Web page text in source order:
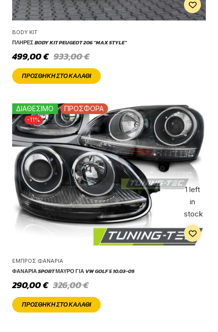
BODY KIT
ΠΛΉΡΕΣ BODY KIT PEUGEOT 206 “MAX STYLE”
933,00€
499,00€
ΠΡΟΣΘΉΚΗ ΣΤΟ ΚΑΛΆΘΙ
-11%
ΔΙΑΘΕΣΙΜΟ ΠΡΟΣΦΟΡΑ
1 left
in
stock
ΕΜΠΡΌΣ ΦΑΝΆΡΙΑ
ΦΑΝΆΡΙΑ SPORT ΜΑΎΡΟ ΓΙΑ VW GOLF 5 10.03-09
326,00€
290,00€
ΠΡΟΣΘΉΚΗ ΣΤΟ ΚΑΛΆΘΙ